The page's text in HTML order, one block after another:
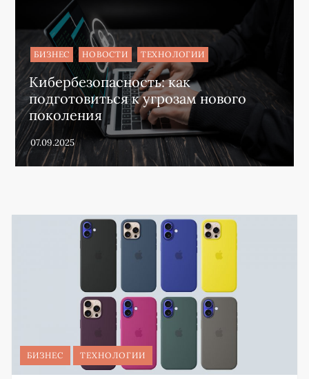
БИЗНЕС НОВОСТИ ТЕХНОЛОГИИ
Кибербезопасность: как
подготовиться к угрозам нового
поколения
БИЗНЕС ТЕХНОЛОГИИ